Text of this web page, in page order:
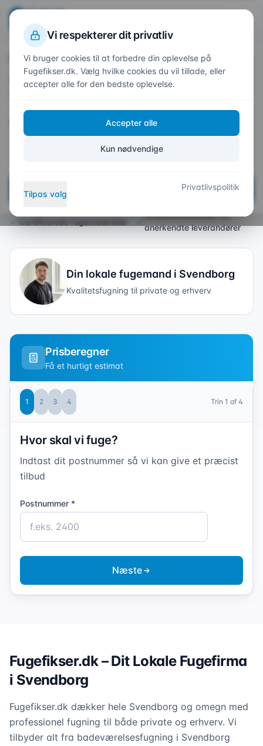
Beregn din pris
Forside/Områder/Svendborg
Professionelt Fugefirma i
Svendborg
Eksperter i alle typer fugning på Sydfyn
Professionelt udstyr
Hurtig udrykning i
Certificerede fugematerialer
Kvalitetsmaterialer fra
anerkendte leverandører
Din lokale fugemand i Svendborg
Kvalitetsfugning til private og erhverv
Prisberegner
Få et hurtigt estimat
1 2 3 4 Trin 1 af 4
Hvor skal vi fuge?
Indtast dit postnummer så vi kan give et præcist
tilbud
Postnummer *
Næste
Fugefikser.dk – Dit Lokale Fugefirma
i Svendborg
Fugefikser.dk dækker hele Svendborg og omegn med
professionel fugning til både private og erhverv. Vi
tilbyder alt fra badeværelsesfugning i Svendborg
Hvor skal vi fuge?
Indtast dit postnummer så vi kan give et præcist
Vi respekterer dit privatliv
Vi bruger cookies til at forbedre din oplevelse på
Fugefikser.dk. Vælg hvilke cookies du vil tillade, eller
accepter alle for den bedste oplevelse.
Accepter alle
Kun nødvendige
Tilpas valg
Privatlivspolitik